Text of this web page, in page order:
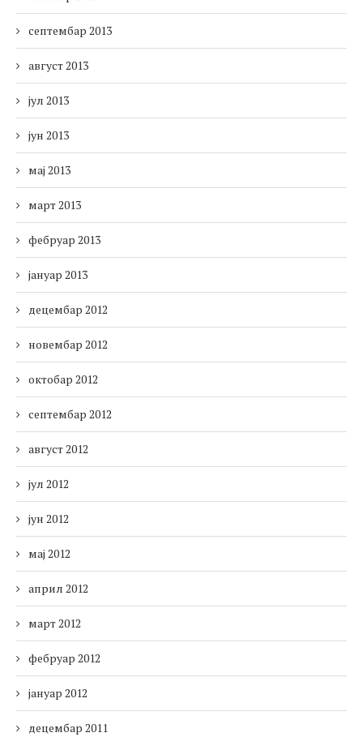
септембар 2013
август 2013
јул 2013
јун 2013
мај 2013
март 2013
фебруар 2013
јануар 2013
децембар 2012
новембар 2012
октобар 2012
септембар 2012
август 2012
јул 2012
јун 2012
мај 2012
април 2012
март 2012
фебруар 2012
јануар 2012
децембар 2011